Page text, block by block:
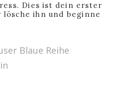
Dies ist dein erster
ihn und beginne
Blaue Reihe